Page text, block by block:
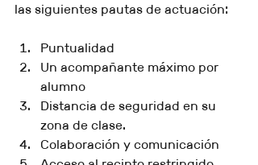
las siguientes pautas de actuación:
Puntualidad
Un acompañante máximo por
alumno
Distancia de seguridad en su
zona de clase.
Colaboración y comunicación